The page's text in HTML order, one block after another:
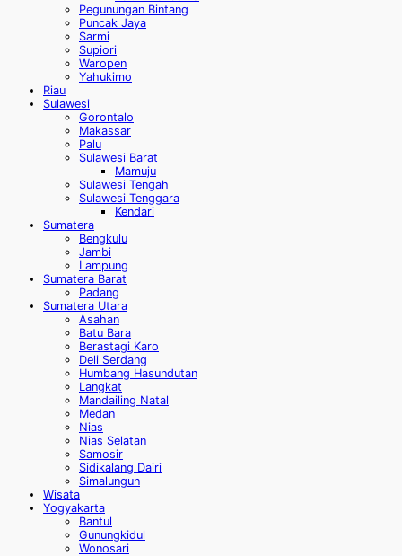
Pegunungan Bintang
Puncak Jaya
Sarmi
Supiori
Waropen
Yahukimo
Riau
Sulawesi
Gorontalo
Makassar
Palu
Sulawesi Barat
Mamuju
Sulawesi Tengah
Sulawesi Tenggara
Kendari
Sumatera
Bengkulu
Jambi
Lampung
Sumatera Barat
Padang
Sumatera Utara
Asahan
Batu Bara
Berastagi Karo
Deli Serdang
Humbang Hasundutan
Langkat
Mandailing Natal
Medan
Nias
Nias Selatan
Samosir
Sidikalang Dairi
Simalungun
Wisata
Yogyakarta
Bantul
Gunungkidul
Wonosari